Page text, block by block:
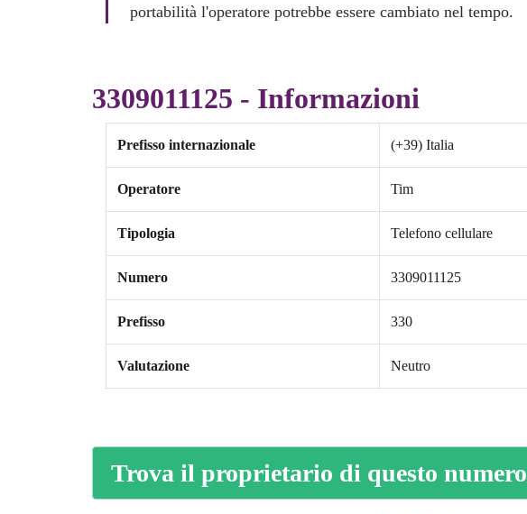
portabilità l'operatore potrebbe essere cambiato nel tempo.
3309011125 - Informazioni
Prefisso internazionale (+39) Italia
Operatore Tim
Tipologia Telefono cellulare
Numero 3309011125
Prefisso 330
Valutazione Neutro
Trova il proprietario di questo numero